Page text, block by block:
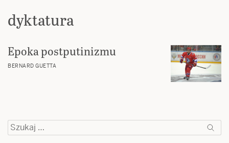
dyktatura
Epoka postputinizmu
BERNARD GUETTA
Szukaj: